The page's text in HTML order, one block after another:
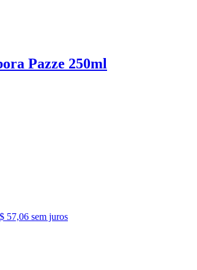
Pazze 250ml
57,06 sem juros